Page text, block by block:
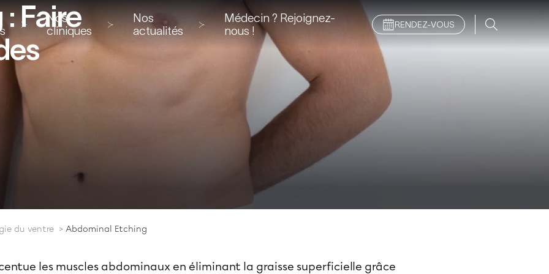
Nos
cliniques
Nos
actualités
Médecin ? Rejoignez-
nous !
RENDEZ-VOUS
Faire
du ventre Abdominal Etching
les muscles abdominaux en éliminant la graisse superficielle grâce